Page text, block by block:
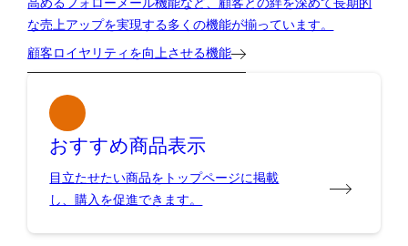
高めるフォローメール機能など、顧客との絆を深めて長期的
な売上アップを実現する多くの機能が揃っています。
顧客ロイヤリティを向上させる機能
おすすめ商品表示
目立たせたい商品をトップページに掲載
し、購入を促進できます。